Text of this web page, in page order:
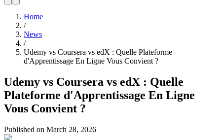
Home
/
News
/
Udemy vs Coursera vs edX : Quelle Plateforme
d'Apprentissage En Ligne Vous Convient ?
Udemy vs Coursera vs edX : Quelle
Plateforme d'Apprentissage En Ligne
Vous Convient ?
Published on March 28, 2026